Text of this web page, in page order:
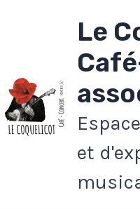
Le
et